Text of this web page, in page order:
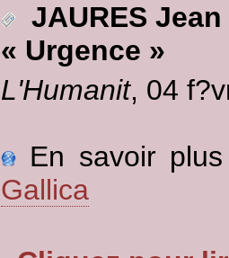
JAURES Jean
« Urgence »
L'Humanit, 04
En savoir
Gallica